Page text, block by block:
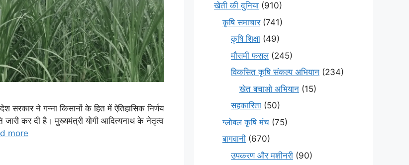
ने गन्ना किसानों के हित में ऐतिहासिक निर्णय
कर दी है। मुख्यमंत्री योगी आदित्यनाथ के नेतृत्व
more
खेती की दुनिया (910)
कृषि समाचार(741)
कृषि शिक्षा (49)
मौसमी फसल(245)
विकसित कृषि संकल्प अभियान (234)
खेत बचाओ अभियान (15)
सहकारिता (50)
ग्लोबल कृषि मंच (75)
बागवानी (670)
उपकरण और मशीनरी (90)